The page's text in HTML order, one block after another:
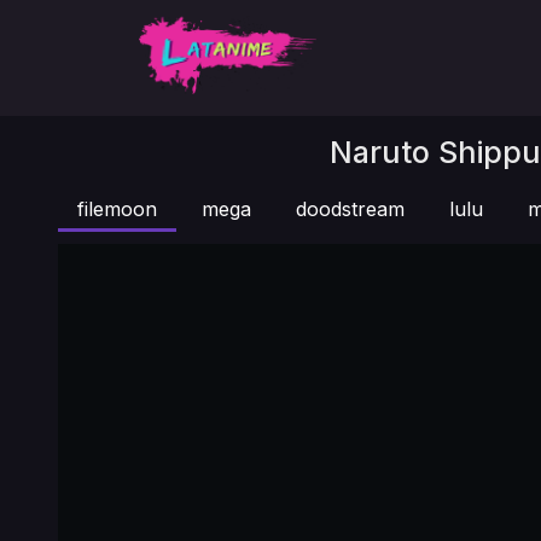
Naruto
filemoon mega doodstream lulu